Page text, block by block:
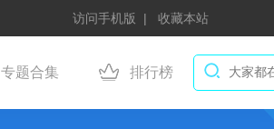
访问手机版 收藏本站
专题合集 排行榜